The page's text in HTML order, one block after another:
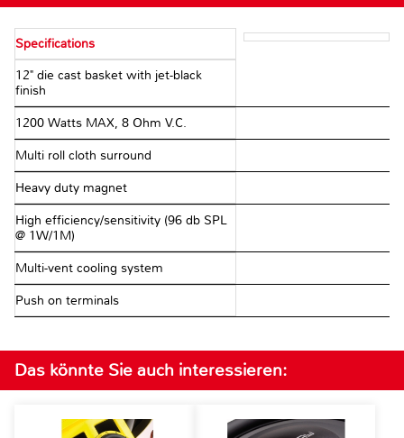
Specifications
12" die cast basket with jet-black
finish
1200 Watts MAX, 8 Ohm V.C.
Multi roll cloth surround
Heavy duty magnet
High efficiency/sensitivity (96 db SPL
@ 1W/1M)
Multi-vent cooling system
Push on terminals
Das könnte Sie auch interessieren: